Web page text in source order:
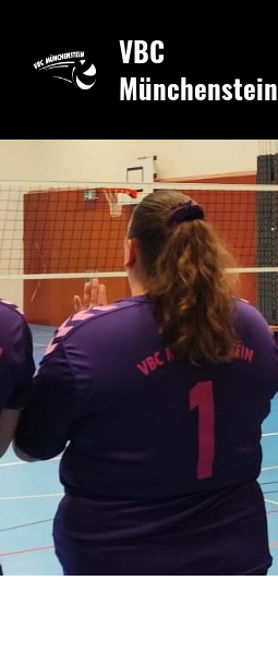
VBC
Münchenstein